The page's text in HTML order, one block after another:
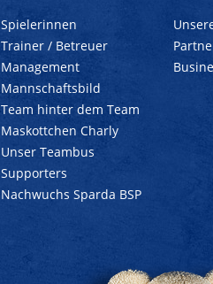
Spielerinnen
Trainer / Betreuer
Management
Mannschaftsbild
Team hinter dem Team
Maskottchen Charly
Unser Teambus
Supporters
Nachwuchs Sparda BSP